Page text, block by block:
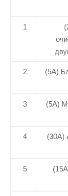
1
2
(5A)
3
(5A)
4
(30A)
5